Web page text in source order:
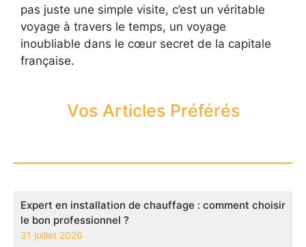
pas juste une simple visite, c’est un véritable
voyage à travers le temps, un voyage
inoubliable dans le cœur secret de la capitale
française.
Vos Articles Préférés
Expert en installation de chauffage : comment choisir
le bon professionnel ?
31 juillet 2026